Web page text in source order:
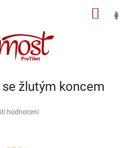
žlutým koncem
hodnocení